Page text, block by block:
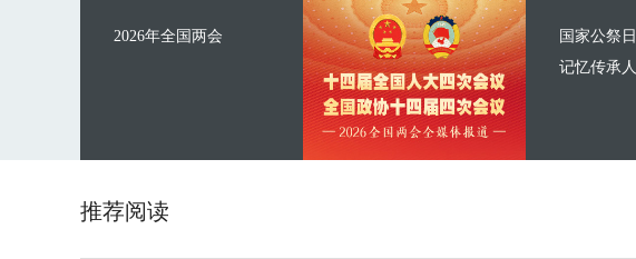
2026年全国两会
国家公祭
记忆传承人
推荐阅读